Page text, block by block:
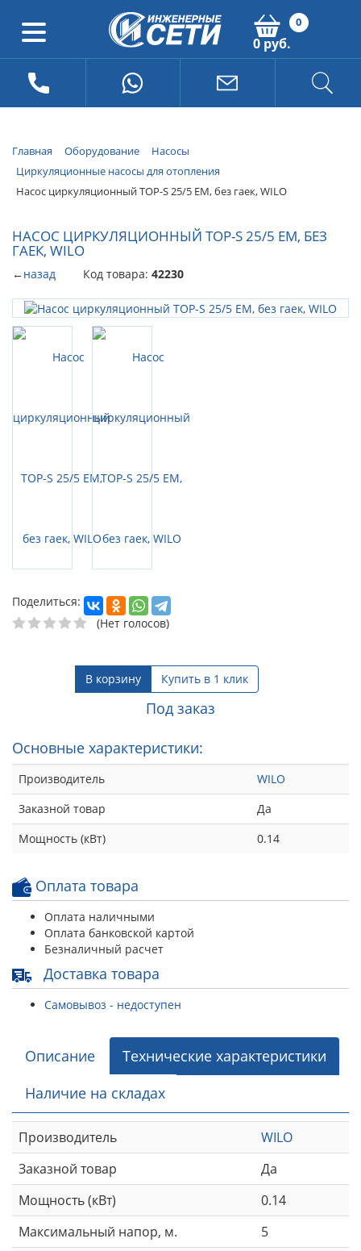
0
0 руб.
Главная Оборудование
Насосы
Циркуляционные насосы для отопления
Насос циркуляционный TOP-S 25/5 ЕМ, без гаек, WILO
НАСОС ЦИРКУЛЯЦИОННЫЙ TOP-S 25/5 ЕМ, БЕЗ
ГАЕК, WILO
←назад Код товара: 42230
Поделиться:
(Нет голосов)
В корзину Купить в 1 клик
Под заказ
Основные характеристики:
Производитель
WILO
Заказной товар
Да
Мощность (кВт)
0.14
Оплата товара
Оплата наличными
Оплата банковской картой
Безналичный расчет
Доставка товара
Самовывоз - недоступен
Описание
Технические характеристики
Наличие на складах
Производитель
WILO
Заказной товар
Да
Мощность (кВт)
0.14
Максимальный напор, м.
5